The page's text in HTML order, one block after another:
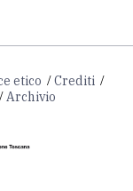
etico
Crediti
Archivio